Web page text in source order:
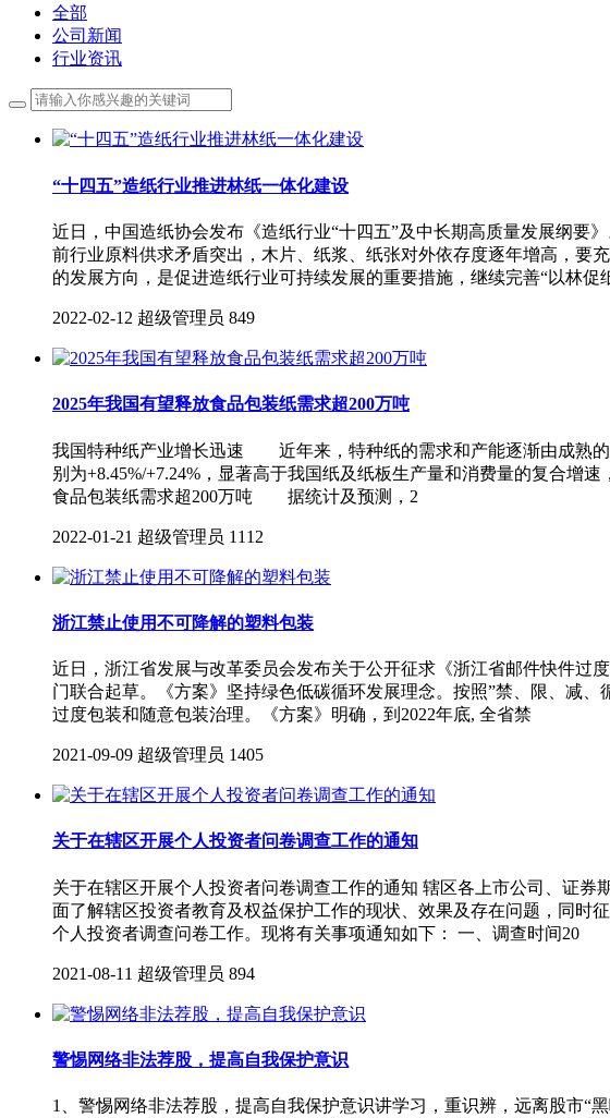
全部
公司新闻
行业资讯
“十四五”造纸行业推进林纸一体化建设
近日，中国造纸协会发布《造纸行业“十四五”及中长期高质量发展纲
前行业原料供求矛盾突出，木片、纸浆、纸张对外依存度逐年增高，要
的发展方向，是促进造纸行业可持续发展的重要措施，继续完善“以林促
2022-02-12 超级管理员 849
2025年我国有望释放食品包装纸需求超200万吨
我国特种纸产业增长迅速 近年来，特种纸的需求和产能逐渐由成熟的
别为+8.45%/+7.24%，显著高于我国纸及纸板生产量和消费量的复合
食品包装纸需求超200万吨 据统计及预测，2
2022-01-21 超级管理员 1112
浙江禁止使用不可降解的塑料包装
近日，浙江省发展与改革委员会发布关于公开征求《浙江省邮件快件过
门联合起草。《方案》坚持绿色低碳循环发展理念。按照”禁、限、减
过度包装和随意包装治理。《方案》明确，到2022年底, 全省禁
2021-09-09 超级管理员 1405
关于在辖区开展个人投资者问卷调查工作的通知
关于在辖区开展个人投资者问卷调查工作的通知 辖区各上市公司、证
面了解辖区投资者教育及权益保护工作的现状、效果及存在问题，同时
个人投资者调查问卷工作。现将有关事项通知如下： 一、调查时间20
2021-08-11 超级管理员 894
警惕网络非法荐股，提高自我保护意识
1、警惕网络非法荐股，提高自我保护意识讲学习，重识辨，远离股市“